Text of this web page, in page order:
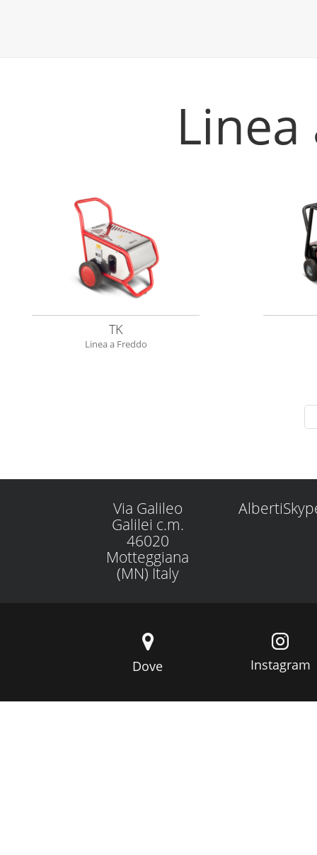
TK
Linea a Freddo
Via Galileo
Galilei c.m.
46020
Motteggiana
(MN) Italy
Dove Instagram